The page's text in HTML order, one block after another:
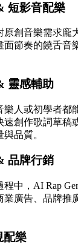
短影音配樂
創音樂需求龐
面節奏的饒舌音
靈感輔助
人或初學者都
速創作歌詞草稿
品質。
品牌行銷
中，AI Rap
業廣告、品牌推
配樂